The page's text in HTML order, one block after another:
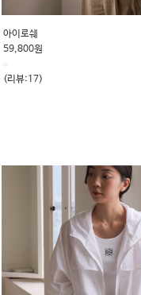
아이로쉐
59,800원
(리뷰:17)